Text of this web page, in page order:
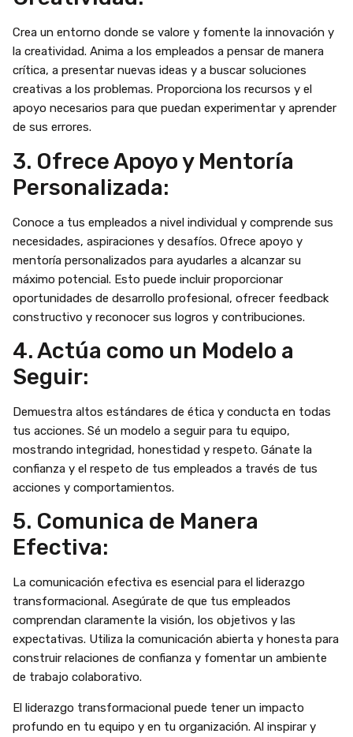
Crea un entorno donde se valore y fomente la innovación y
la creatividad. Anima a los empleados a pensar de manera
crítica, a presentar nuevas ideas y a buscar soluciones
creativas a los problemas. Proporciona los recursos y el
apoyo necesarios para que puedan experimentar y aprender
de sus errores.
3. Ofrece Apoyo y Mentoría
Personalizada:
Conoce a tus empleados a nivel individual y comprende sus
necesidades, aspiraciones y desafíos. Ofrece apoyo y
mentoría personalizados para ayudarles a alcanzar su
máximo potencial. Esto puede incluir proporcionar
oportunidades de desarrollo profesional, ofrecer feedback
constructivo y reconocer sus logros y contribuciones.
4. Actúa como un Modelo a
Seguir:
Demuestra altos estándares de ética y conducta en todas
tus acciones. Sé un modelo a seguir para tu equipo,
mostrando integridad, honestidad y respeto. Gánate la
confianza y el respeto de tus empleados a través de tus
acciones y comportamientos.
5. Comunica de Manera
Efectiva:
La comunicación efectiva es esencial para el liderazgo
transformacional. Asegúrate de que tus empleados
comprendan claramente la visión, los objetivos y las
expectativas. Utiliza la comunicación abierta y honesta para
construir relaciones de confianza y fomentar un ambiente
de trabajo colaborativo.
El liderazgo transformacional puede tener un impacto
profundo en tu equipo y en tu organización. Al inspirar y